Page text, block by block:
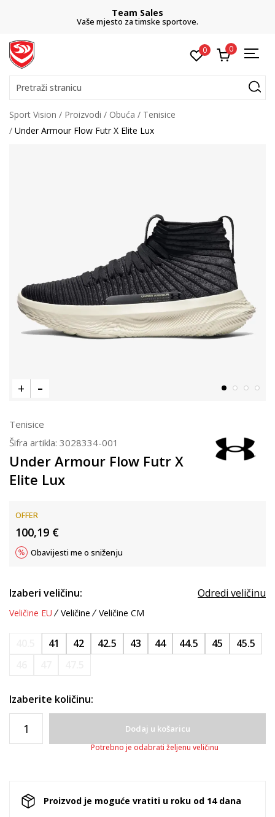
Team Sales
Vaše mjesto za timske sportove.
0 0
Pretraži stranicu
Sport Vision Proizvodi Obuća
Tenisice
Under Armour Flow Futr X Elite Lux
Tenisice
Šifra artikla: 3028334-001
Under Armour Flow Futr X
Elite Lux
OFFER
100,19 €
Obavijesti me o sniženju
Izaberi veličinu: Odredi veličinu
Veličine EU Veličine Veličine CM
41 42 42.5 43 44 44.5 45
45.5
Izaberite količinu:
Dodaj u košaricu
Potrebno je odabrati željenu veličinu
Proizvod je moguće vratiti u roku od 14 dana